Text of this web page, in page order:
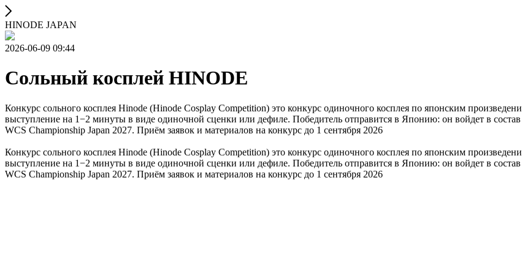
HINODE JAPAN
2026-06-09 09:44
Сольный косплей HINODE
Конкурс сольного косплея Hinode (Hinode Cosplay Competition) это конкурс одиночного косплея по японским
выступление на 1−2 минуты в виде одиночной сценки или дефиле. Победитель отправится в Японию: он войдет в
WCS Championship Japan 2027. Приём заявок и материалов на конкурс до 1 сентября 2026
Конкурс сольного косплея Hinode (Hinode Cosplay Competition) это конкурс одиночного косплея по японским
выступление на 1−2 минуты в виде одиночной сценки или дефиле. Победитель отправится в Японию: он войдет в
WCS Championship Japan 2027. Приём заявок и материалов на конкурс до 1 сентября 2026